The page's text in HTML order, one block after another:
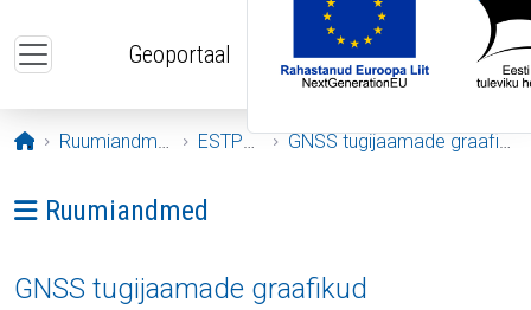
Geoportaal
Avaleht
Ruumiandmed ESTPOS GNSS tugijaamade graafikud
Ava menüü: Ruumiandmed
Ruumiandmed
GNSS tugijaamade graafikud